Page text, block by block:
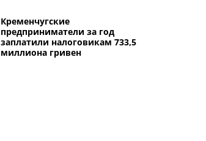
Кременчугские
предприниматели за год
заплатили налоговикам 733,5
миллиона гривен